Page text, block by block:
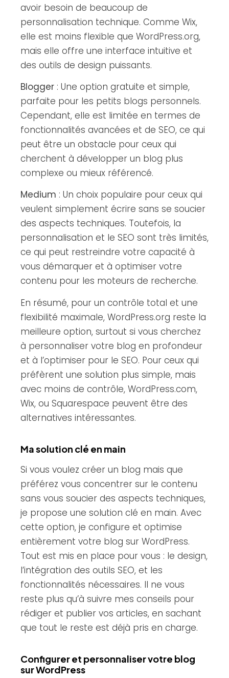
avoir besoin de beaucoup de
personnalisation technique. Comme Wix,
elle est moins flexible que WordPress.org,
mais elle offre une interface intuitive et
des outils de design puissants.
Blogger : Une option gratuite et simple,
parfaite pour les petits blogs personnels.
Cependant, elle est limitée en termes de
fonctionnalités avancées et de SEO, ce qui
peut être un obstacle pour ceux qui
cherchent à développer un blog plus
complexe ou mieux référencé.
Medium : Un choix populaire pour ceux qui
veulent simplement écrire sans se soucier
des aspects techniques. Toutefois, la
personnalisation et le SEO sont très limités,
ce qui peut restreindre votre capacité à
vous démarquer et à optimiser votre
contenu pour les moteurs de recherche.
En résumé, pour un contrôle total et une
flexibilité maximale, WordPress.org reste la
meilleure option, surtout si vous cherchez
à personnaliser votre blog en profondeur
et à l’optimiser pour le SEO. Pour ceux qui
préfèrent une solution plus simple, mais
avec moins de contrôle, WordPress.com,
Wix, ou Squarespace peuvent être des
alternatives intéressantes.
Ma solution clé en main
Si vous voulez créer un blog mais que
préférez vous concentrer sur le contenu
sans vous soucier des aspects techniques,
je propose une solution clé en main. Avec
cette option, je configure et optimise
entièrement votre blog sur WordPress.
Tout est mis en place pour vous : le design,
l’intégration des outils SEO, et les
fonctionnalités nécessaires. Il ne vous
reste plus qu’à suivre mes conseils pour
rédiger et publier vos articles, en sachant
que tout le reste est déjà pris en charge.
Configurer et personnaliser votre blog
sur WordPress